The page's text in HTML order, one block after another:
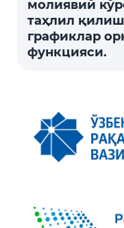
молиявий
таҳлил
графиклар
функцияси.